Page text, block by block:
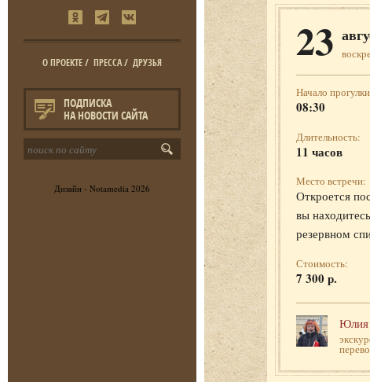
О ПРОЕКТЕ/ ПРЕССА/ ДРУЗЬЯ
ПОДПИСКА
НА НОВОСТИ САЙТА
Дизайн - Notamedia 2026
23
Начало
08:30
Длительность:
11 часов
Место встречи:
Откроется
вы
резервном
Стоимость:
7 300 р.
Юлия